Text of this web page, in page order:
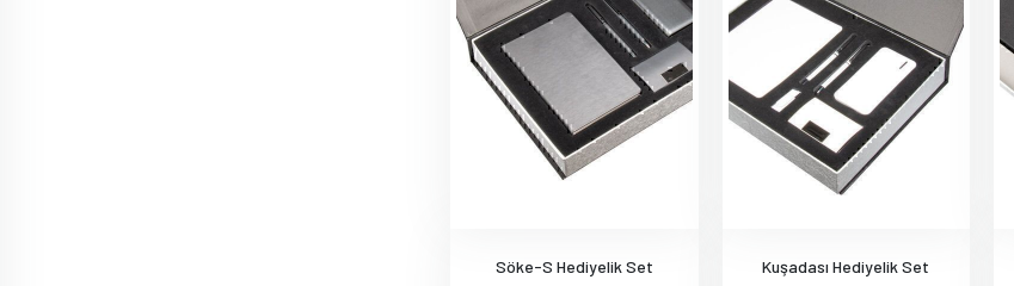
Söke-S Hediyelik Set Kuşadası Hediyelik Set